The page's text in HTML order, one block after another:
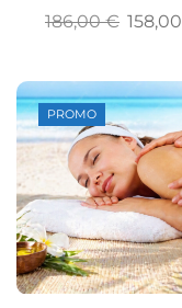
186,00€ 158,00
PROMO